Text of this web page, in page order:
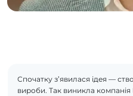
Спочатку з’явилася ідея —
вироби. Так виникла компанія